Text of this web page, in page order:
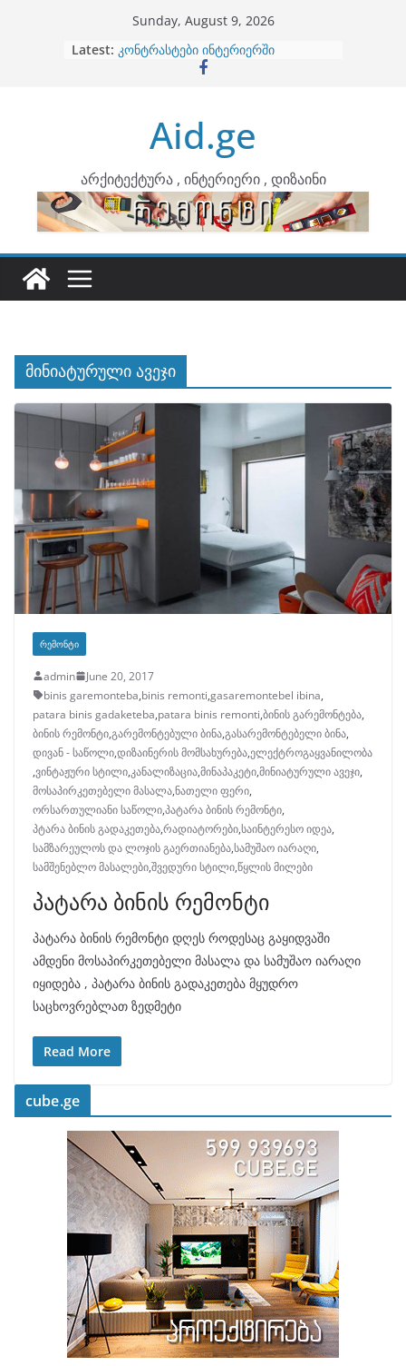
Sunday, August 9, 2026
Latest: ბინების გაერთიანება
კონტრასტები ინტერიერში
ინტერიერის დიზიანი
არტემიდი წარმოგიდგენთ
Aid.ge
არქიტექტურა , ინტერიერი , დიზაინი
მინიატურული ავეჯი
ᲠᲔᲛᲝᲜᲢᲘ
admin
June 20, 2017
binis garemonteba,binis remonti,gasaremontebel ibina,
patara binis gadaketeba,patara binis remonti,ბინის გარემონტება,
ბინის რემონტი,გარემონტებული ბინა,გასარემონტებელი ბინა,
დივან - საწოლი,დიზაინერის მომსახურება,ელექტროგაყვანილობა
,ვინტაჟური სტილი,კანალიზაცია,მინაპაკეტი,მინიატურული ავეჯი,
მოსაპირკეთებელი მასალა,ნათელი ფერი,
ორსართულიანი საწოლი,პატარა ბინის რემონტი,
პტარა ბინის გადაკეთება,რადიატორები,საინტერესო იდეა,
სამზარეულოს და ლოჯის გაერთიანება,სამუშაო იარაღი,
სამშენებლო მასალები,შვედური სტილი,წყლის მილები
პატარა ბინის რემონტი
პატარა ბინის რემონტი დღეს როდესაც გაყიდვაში
ამდენი მოსაპირკეთებელი მასალა და სამუშაო იარაღი
იყიდება , პატარა ბინის გადაკეთება მყუდრო
საცხოვრებლათ ზედმეტი
Read More
cube.ge